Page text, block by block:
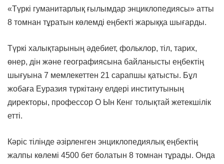
«Түркі гуманитарлық ғылымдар энциклопедиясы» атты
8 томнан тұратын көлемді еңбекті жарыққа шығарды.
Түркі халықтарының әдебиет, фольклор, тіл, тарих,
өнер, дін және географиясына байланысты еңбектің
шығуына 7 мемлекеттен 21 сарапшы қатысты. Бұл
жобаға Еуразия түркітану елдері институтының
директоры, профессор О Ын Кенг толықтай жетекшілік
етті.
Кәріс тілінде әзірленген энциклопедиялық еңбектің
жалпы көлемі 4500 бет болатын 8 томнан тұрады. Онда